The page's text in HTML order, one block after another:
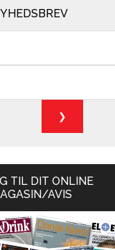
TIL DIT ONLINE
AVIS